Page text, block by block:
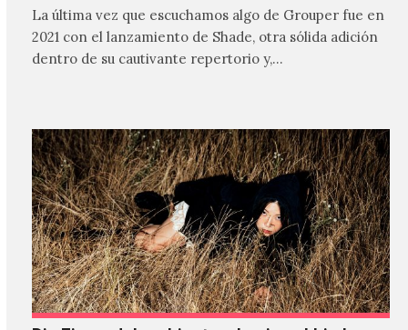
La última vez que escuchamos algo de Grouper fue en
2021 con el lanzamiento de Shade, otra sólida adición
dentro de su cautivante repertorio y,…